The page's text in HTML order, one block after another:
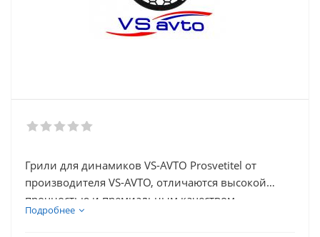
Грили для динамиков VS-AVTO Prosvetitel от
производителя VS-AVTO, отличаются высокой
прочностью и премиальным качеством
материалов
Подробнее